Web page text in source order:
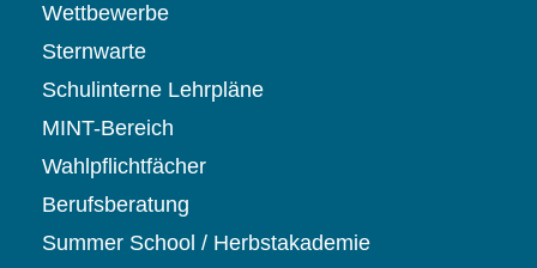
Wettbewerbe
Sternwarte
Schulinterne Lehrpläne
MINT-Bereich
Wahlpflichtfächer
Berufsberatung
Summer School / Herbstakademie